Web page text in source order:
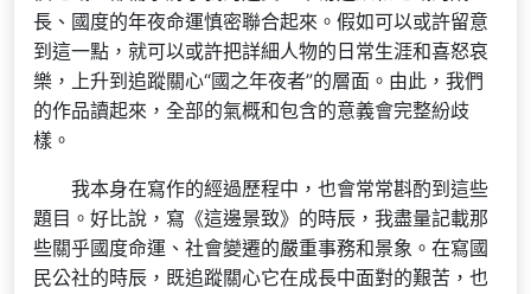
長、國度的年夜命運慎密聯合起來。假如可以或許留意
到這一點，就可以或許把詳細人物的日常生涯和喜怒哀
樂，上升到追蹤關心“國之年夜者”的層面。由此，我們
的作品讀起來，全部的氣概和包含的意義會完整紛歧
樣。
我本身在寫作的經過歷程中，也會常常斟酌到這些
題目。好比說，寫《這邊景致》的時辰，我盡量記載那
些關乎國度命運、社會變遷的嚴重事務和景象。在寫國
民公社的時辰，既追蹤關心它在成長中面對的艱苦，也